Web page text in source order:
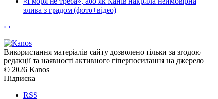
злива з градом (фото+відео)
‹ ›
Використання матеріалів сайту дозволено тільки за згодою
редакції та наявності активного гіперпосилання на джерело
© 2026 Kanos
Підписка
RSS